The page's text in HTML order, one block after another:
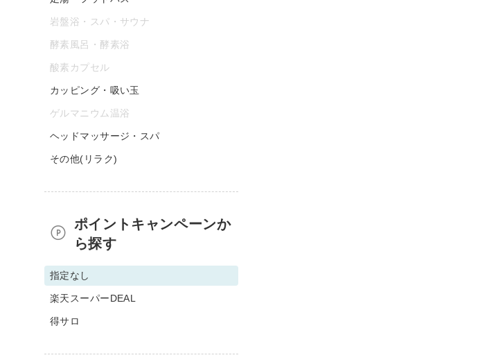
岩盤浴・スパ・サウナ
酵素風呂・酵素浴
酸素カプセル
カッピング・吸い玉
ゲルマニウム温浴
ヘッドマッサージ・スパ
その他(リラク)
ポイントキャンペーンか
ら探す
指定なし
楽天スーパーDEAL
得サロ